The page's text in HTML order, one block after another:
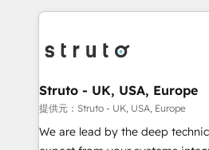
Packages: Choose ongoing
solutions. We offer service
operational aspects of your
functioning optimally. With our expertise in leading
wealth of knowledge and
Our strategies are tailored to
needs, ensuring a personalized
with your growth objectives.
Struto - UK, USA, Europe
提供元：Struto - UK, USA, Europe
We are lead by the deep